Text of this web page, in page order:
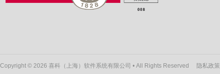
Copyright © 2026 喜科（上海）软件系统有限公司 • All Rights Reserved 隐私政策